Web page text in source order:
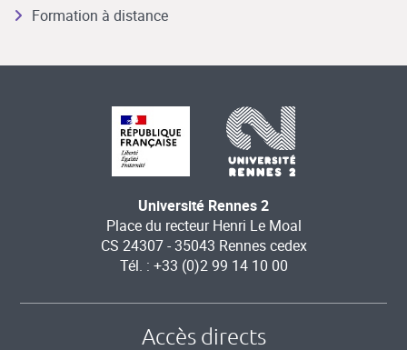
Formation à distance
Université Rennes 2
Place du recteur Henri Le Moal
CS 24307 - 35043 Rennes cedex
Tél. : +33 (0)2 99 14 10 00
Accès directs